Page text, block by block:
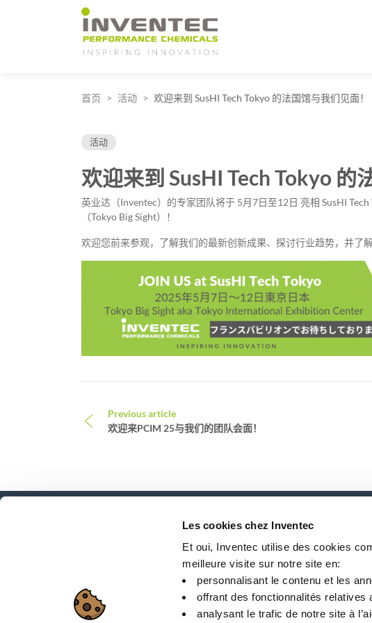
Les cookies chez Inventec
Et oui, Inventec utilise des cookies
meilleure visite sur notre site en:​
personnalisant le contenu et les
offrant des fonctionnalités relatives
analysant le trafic de notre site à
Main Navigation
首页 活动 欢迎来到 SusHI Tech Tokyo 的法国馆与我们见面！
活动
欢迎来到 SusHI Tech Tokyo 的
英业达（Inventec）的专家团队将于 5月7日至12日 亮相 SusHI
（Tokyo Big Sight）！
欢迎您前来参观，了解我们的最新创新成果、探讨行业趋势，并了
Post navigation
Previous article
欢迎来PCIM 25与我们的团队会面！
新闻、服务、产品、..
与我们的时事通讯保持联系！